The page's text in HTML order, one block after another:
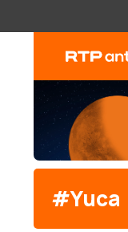
#Yuca